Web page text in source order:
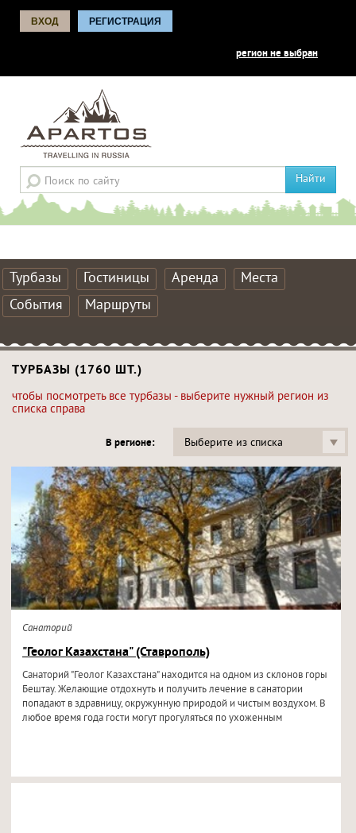
ВХОД РЕГИСТРАЦИЯ
регион не выбран
Найти
Турбазы Гостиницы Аренда
Места
События
Маршруты
ТУРБАЗЫ (1760 ШТ.)
чтобы посмотреть все турбазы - выберите нужный регион из
списка справа
В регионе: Выберите из списка
Санаторий
"Геолог Казахстана" (Ставрополь)
Санаторий "Геолог Казахстана" находится на одном из склонов горы
Бештау. Желающие отдохнуть и получить лечение в санатории
попадают в здравницу, окружунную природой и чистым воздухом. В
любое время года гости могут прогуляться по ухоженным